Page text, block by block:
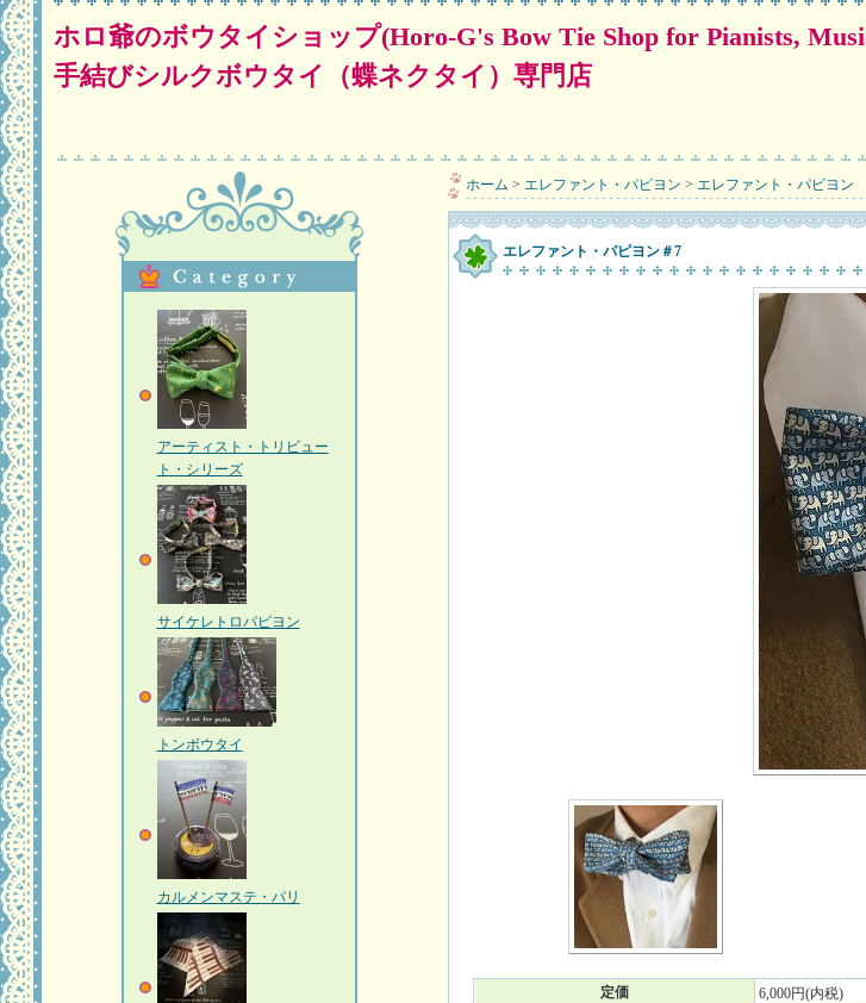
ホロ爺のボウタイショップ(Horo-G's Bow Tie Shop for Pianists,
手結びシルクボウタイ（蝶ネクタイ）専門店
アーティスト・トリビュー
ト・シリーズ
サイケレトロパピヨン
トンボウタイ
カルメンマステ・パリ
ホーム > エレファント・パピヨン > エレファント・パピヨン
エレファント・パピヨン＃7
定価
6,000円(内税)